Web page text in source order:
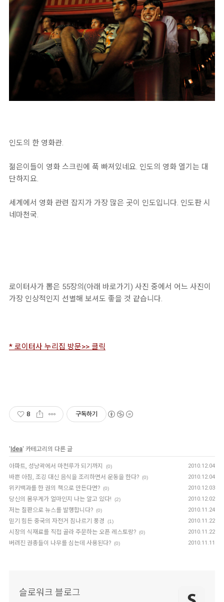
인도의 한 영화관.
젊은이들이 영화 스크린에 푹 빠져있네요. 인도의 영화 열기는 대
단하지요.
세계에서 영화 관련 잡지가 가장 많은 곳이 인도입니다. 인도판 시
네마천국.
로이터사가 뽑은 55장의(아래 바로가기) 사진 중에서 어느 사진이
가장 인상적인지 선별해 보셔도 좋을 것 같습니다.
* 로이터사 누리집 방문>> 클릭
8 구독하기
' Idea' 카테고리의 다른 글
아파트, 성냥곽에서 마천루가 되기까지 (0) 2010.12.04
바쁜 아침, 조깅 대신 음식을 조리하면서 운동을 한다? (0) 2010.12.04
위키백과를 한 권의 책으로 만든다면? (0) 2010.12.03
당신의 몸무게가 얼마인지 나는 알고 있다! (2) 2010.12.02
저는 칠판으로 뉴스를 발행합니다? (0) 2010.11.24
믿기 힘든 중국의 자전거 짐나르기 풍경 (1) 2010.11.22
시장의 식재료를 직접 골라 주문하는 오픈 레스토랑? (0) 2010.11.22
버려진 권총들이 나무를 심는데 사용된다? (0) 2010.11.11
슬로워크 블로그